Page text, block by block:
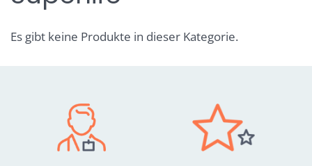
Es gibt keine Produkte in dieser Kategorie.